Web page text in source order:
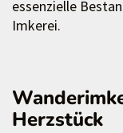
essenzielle
Imkerei.
Herzstück